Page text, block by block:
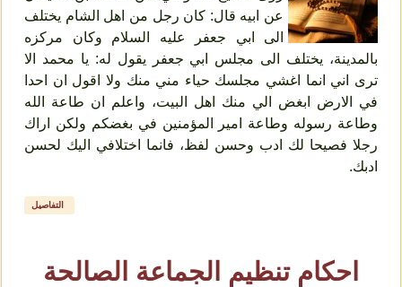
عن ابيه قال: كان رجل من اهل الشام يختلف
الى ابي جعفر عليه السلام وكان مركزه
بالمدينة، يختلف الى مجلس ابي جعفر يقول له: يا محمد الا
ترى اني انما اغشي مجلسك حياء مني منك ولا اقول ان احدا
في الارض ابغض الي منك اهل البيت، واعلم ان طاعة الله
وطاعة رسوله وطاعة امير المؤمنين في بغضكم ولكن اراك
رجلا فصيحا لك ادب وحسن لفظ، فانما اختلافي اليك لحسن
ادبك.
التفاصيل
احكام تنظيم الجماعة الصالحة